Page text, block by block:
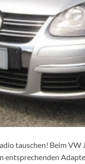
tauschen! Beim
entsprechenden